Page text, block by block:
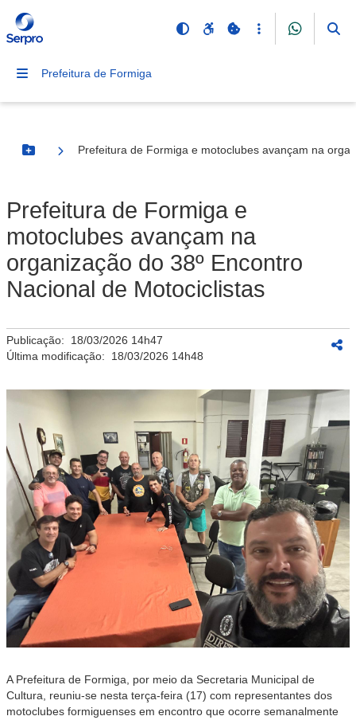
Prefeitura de Formiga
Botão Menu
Prefeitura de Formiga e motoclubes avançam na
Prefeitura de Formiga e
motoclubes avançam na
organização do 38º Encontro
Nacional de Motociclistas
Publicação: 18/03/2026 14h47
Última modificação: 18/03/2026 14h48
A Prefeitura de Formiga, por meio da Secretaria Municipal de
Cultura, reuniu-se nesta terça-feira (17) com representantes dos
motoclubes formiguenses em encontro que ocorre semanalmente